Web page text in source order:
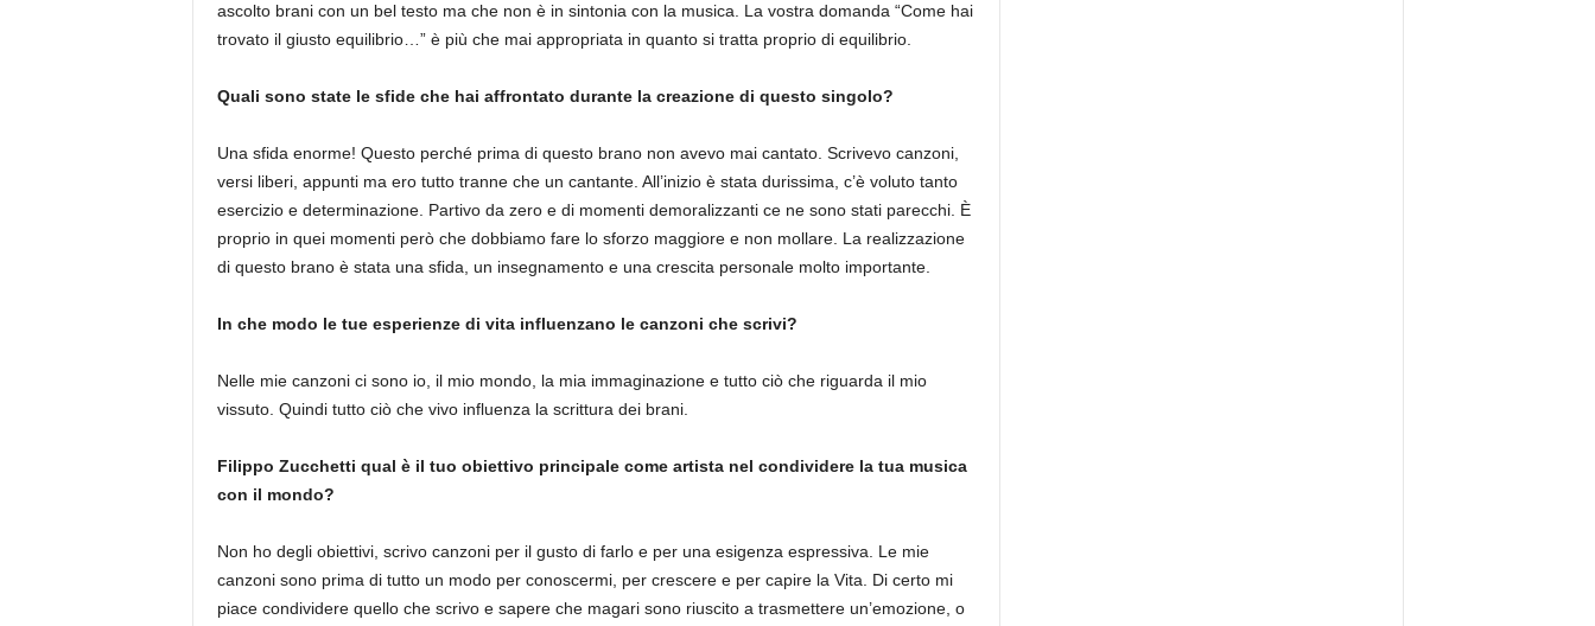
ascolto brani con un bel testo ma che non è in sintonia con la musica. La vostra domanda “Come hai
trovato il giusto equilibrio…” è più che mai appropriata in quanto si tratta proprio di equilibrio.
Quali sono state le sfide che hai affrontato durante la creazione di questo singolo?
Una sfida enorme! Questo perché prima di questo brano non avevo mai cantato. Scrivevo canzoni,
versi liberi, appunti ma ero tutto tranne che un cantante. All’inizio è stata durissima, c’è voluto tanto
esercizio e determinazione. Partivo da zero e di momenti demoralizzanti ce ne sono stati parecchi. È
proprio in quei momenti però che dobbiamo fare lo sforzo maggiore e non mollare. La realizzazione
di questo brano è stata una sfida, un insegnamento e una crescita personale molto importante.
In che modo le tue esperienze di vita influenzano le canzoni che scrivi?
Nelle mie canzoni ci sono io, il mio mondo, la mia immaginazione e tutto ciò che riguarda il mio
vissuto. Quindi tutto ciò che vivo influenza la scrittura dei brani.
Filippo Zucchetti qual è il tuo obiettivo principale come artista nel condividere la tua musica
con il mondo?
Non ho degli obiettivi, scrivo canzoni per il gusto di farlo e per una esigenza espressiva. Le mie
canzoni sono prima di tutto un modo per conoscermi, per crescere e per capire la Vita. Di certo mi
piace condividere quello che scrivo e sapere che magari sono riuscito a trasmettere un’emozione, o